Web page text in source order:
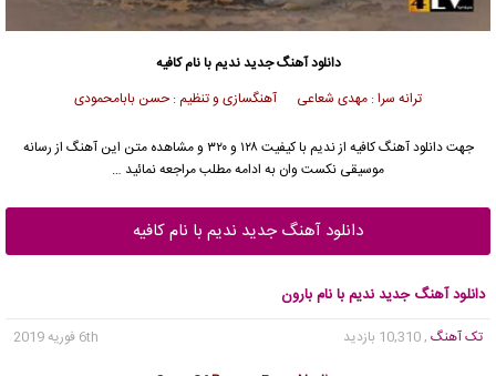
دانلود آهنگ جدیدندیم با نام کافیه
ترانه سرا : مهدی شعاعی آهنگسازی و تنظیم : حسن بابامحمودی
جهت دانلود آهنگ کافیه از ندیم با کیفیت ۱۲۸ و ۳۲۰ و مشاهده متن این آهنگ از رسانه
موسیقی نکست وان به ادامه مطلب مراجعه نمائید …
دانلود آهنگ جدید ندیم با نام کافیه
دانلود آهنگ جدید ندیم با نام بارون
تک آهنگ , 10,310 بازدید
6th فوریه 2019